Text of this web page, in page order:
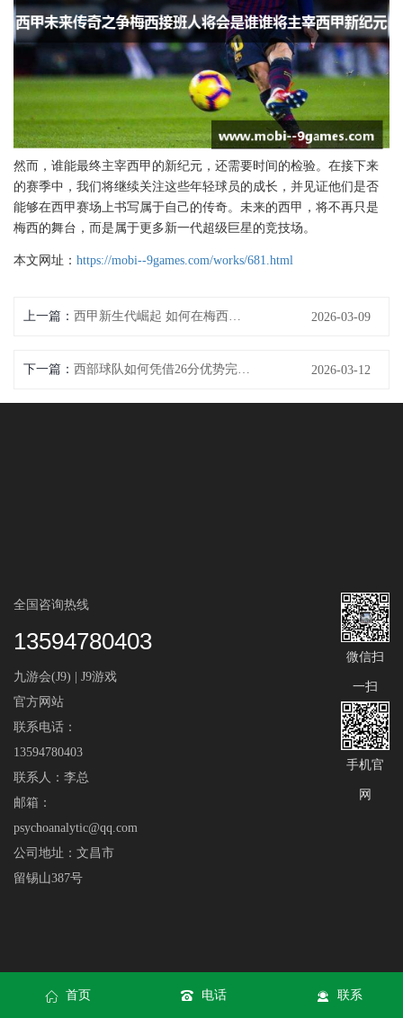
然而，谁能最终主宰西甲的新纪元，还需要时间的检验。在接下来
的赛季中，我们将继续关注这些年轻球员的成长，并见证他们是否
能够在西甲赛场上书写属于自己的传奇。未来的西甲，将不再只是
梅西的舞台，而是属于更多新一代超级巨星的竞技场。
本文网址： https://mobi--9games.com/works/681.html
上一篇： 2026-03-09
下一篇： 2026-03-12
全国咨询热线
13594780403
九游会(J9) | J9游戏
官方网站
联系电话：
13594780403
联系人：李总
邮箱：
psychoanalytic@qq.com
公司地址：文昌市
留锡山387号
微信扫
一扫
手机官
网
首页 电话 联系